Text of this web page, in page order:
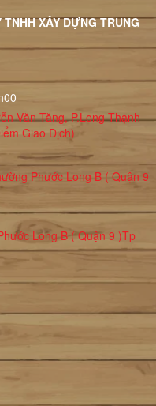
XÂY DỰNG TRUNG
Văn Tăng, P.Long Thạnh
Giao Dịch)
Phước Long B ( Quận 9
Long B ( Quận 9 )Tp